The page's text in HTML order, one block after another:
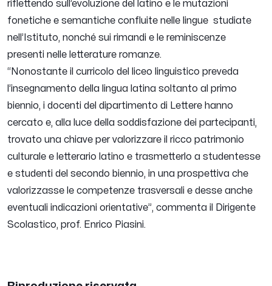
riflettendo sull’evoluzione del latino e le mutazioni
fonetiche e semantiche confluite nelle lingue studiate
nell’Istituto, nonché sui rimandi e le reminiscenze
presenti nelle letterature romanze.
“Nonostante il curricolo del liceo linguistico preveda
l’insegnamento della lingua latina soltanto al primo
biennio, i docenti del dipartimento di Lettere hanno
cercato e, alla luce della soddisfazione dei partecipanti,
trovato una chiave per valorizzare il ricco patrimonio
culturale e letterario latino e trasmetterlo a studentesse
e studenti del secondo biennio, in una prospettiva che
valorizzasse le competenze trasversali e desse anche
eventuali indicazioni orientative”, commenta il Dirigente
Scolastico, prof. Enrico Piasini.